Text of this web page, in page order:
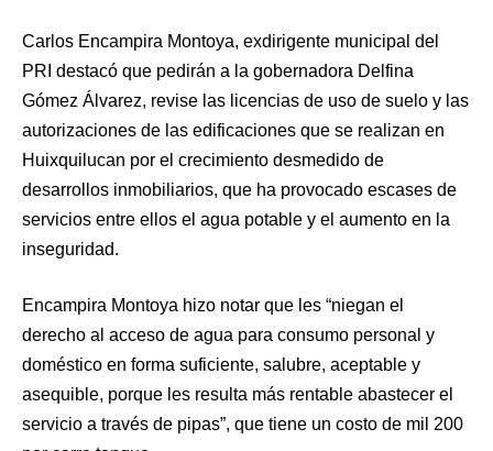
Carlos Encampira Montoya, exdirigente municipal del
PRI destacó que pedirán a la gobernadora Delfina
Gómez Álvarez, revise las licencias de uso de suelo y las
autorizaciones de las edificaciones que se realizan en
Huixquilucan por el crecimiento desmedido de
desarrollos inmobiliarios, que ha provocado escases de
servicios entre ellos el agua potable y el aumento en la
inseguridad.
Encampira Montoya hizo notar que les “niegan el
derecho al acceso de agua para consumo personal y
doméstico en forma suficiente, salubre, aceptable y
asequible, porque les resulta más rentable abastecer el
servicio a través de pipas”, que tiene un costo de mil 200